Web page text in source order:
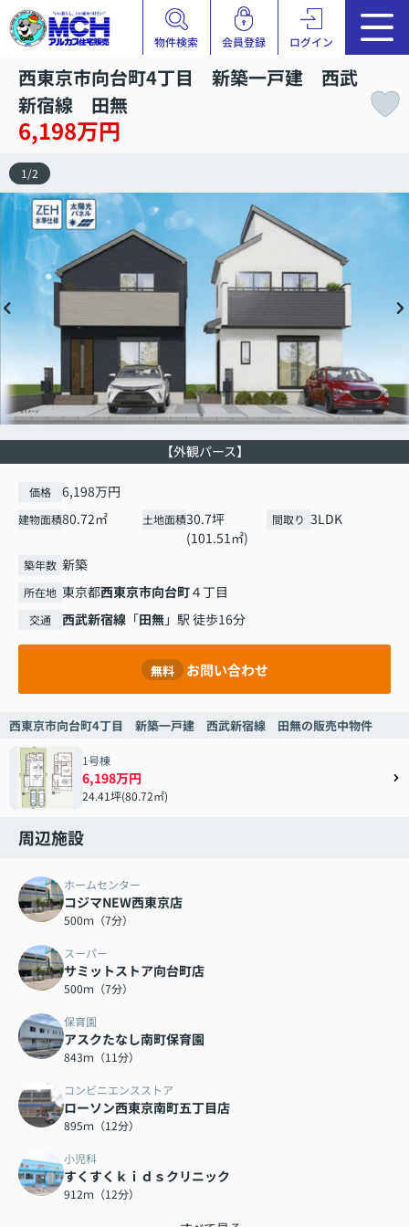
物件検索 会員登録 ログイン
西東京市向台町4丁目 新築一戸建 西武
新宿線 田無
6,198万円
【外観パース】
1 /2
価格 6,198万円
建物面積80.72㎡ 土地面積30.7坪
(101.51㎡)
間取り 3LDK
築年数 新築
所在地 東京都西東京市向台町４丁目
交通 西武新宿線 「田無」駅 徒歩16分
無料 お問い合わせ
西東京市向台町4丁目 新築一戸建 西武新宿線 田無の販売中物件
1号棟
6,198万円
24.41坪(80.72㎡)
周辺施設
ホームセンター
コジマNEW西東京店
500ｍ（7分）
スーパー
サミットストア向台町店
500ｍ（7分）
保育園
アスクたなし南町保育園
843ｍ（11分）
コンビニエンスストア
ローソン西東京南町五丁目店
895ｍ（12分）
小児科
すくすくｋｉｄｓクリニック
912ｍ（12分）